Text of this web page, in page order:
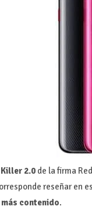
2.0de la firma
reseñar en
contenido.